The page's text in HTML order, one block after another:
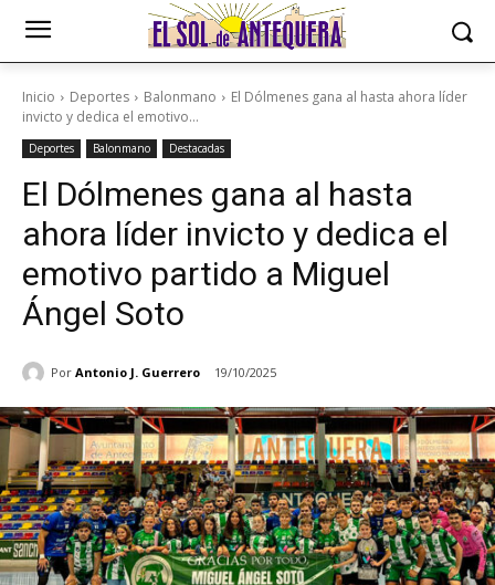
Inicio Deportes Balonmano
El Dólmenes gana al hasta ahora líder
invicto y dedica el emotivo...
Deportes Balonmano Destacadas
El Dólmenes gana al hasta
ahora líder invicto y dedica el
emotivo partido a Miguel
Ángel Soto
Por Antonio J. Guerrero 19/10/2025